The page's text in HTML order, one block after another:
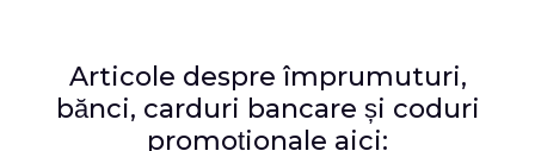
Articole despre împrumuturi,
bănci, carduri bancare și coduri
promoționale aici: